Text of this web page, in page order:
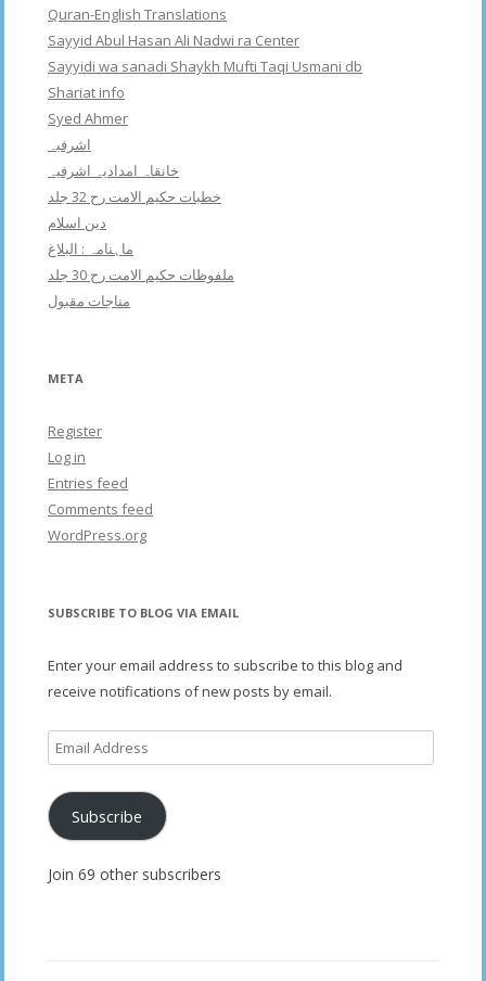
Quran-English Translations
Sayyid Abul Hasan Ali Nadwi ra Center
Sayyidi wa sanadi Shaykh Mufti Taqi Usmani db
Shariat info
Syed Ahmer
اشرفبہ
خانقاہ امدادیہ اشرفیہ
خطبات حکیم الامت رح 32 جلد
دین اسلام
ماہنامہ : البلاغ
ملفوظات حکیم الامت رح 30 جلد
مناجات مقبول
META
Register
Log in
Entries feed
Comments feed
WordPress.org
SUBSCRIBE TO BLOG VIA EMAIL
Enter your email address to subscribe to this blog and
receive notifications of new posts by email.
Email
Address
Subscribe
Join 69 other subscribers